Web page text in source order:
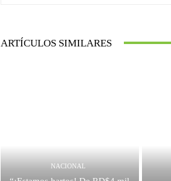
ARTÍCULOS SIMILARES
NACIONAL